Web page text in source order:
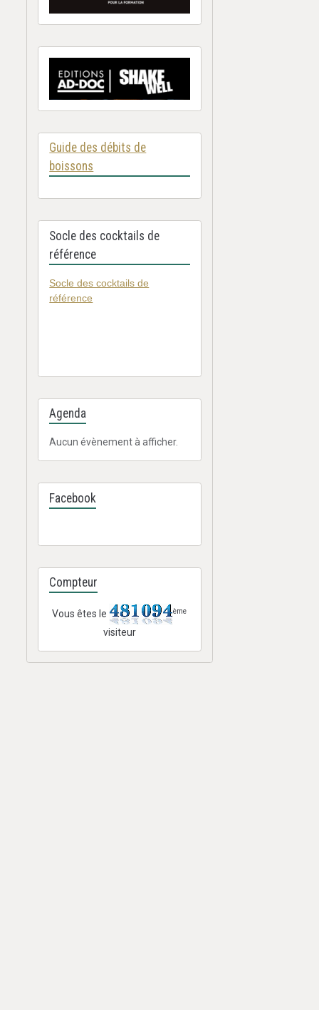
Guide des débits de
boissons
Socle des cocktails de
référence
Socle des cocktails de
référence
Agenda
Aucun évènement à afficher.
Facebook
Compteur
Vous êtes le ème
visiteur